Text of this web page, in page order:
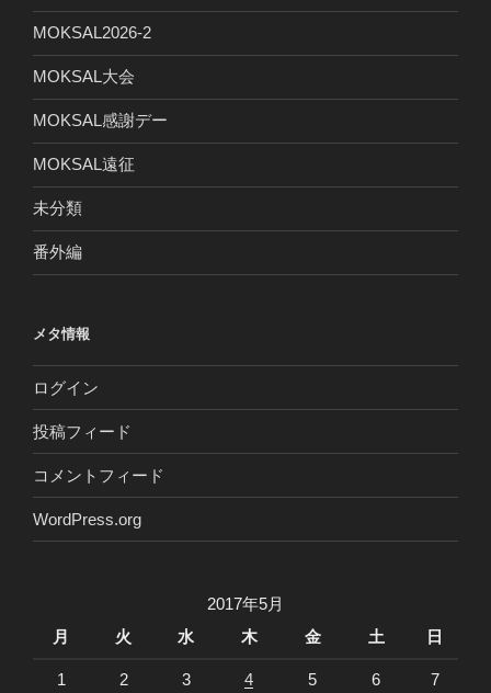
MOKSAL2026-2
MOKSAL大会
MOKSAL感謝デー
MOKSAL遠征
未分類
番外編
メタ情報
ログイン
投稿フィード
コメントフィード
WordPress.org
2017年5月
月
火 水 木 金 土 日
1 2 3 4 5 6 7